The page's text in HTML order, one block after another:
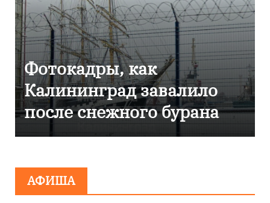
Фоторепортаж как в
Калининграде
эвакуировали ТЦ из-за
сообщения о
АФИША